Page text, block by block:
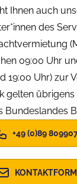
Ihnen auch
des
09:00 Uhr
19:00 Uhr) zur
gelten
Bundeslandes
+49 (0)89